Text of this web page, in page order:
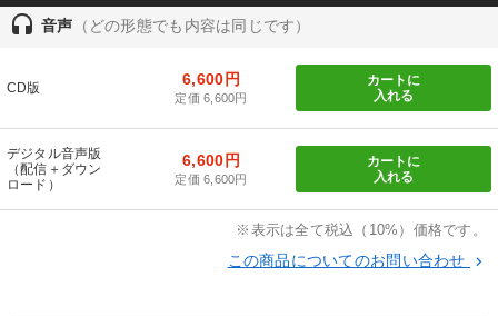
※「更新」を押すと「テーマ」「キーワード」を更新いただけます。
経営音声・動画を探す refresh
しいただけます
カテゴリー
headset 音声 （どの形態でも内容は同じです）
CD版 6,600円
定価 6,600円
カートに
入れる
デジタル音声版
（配信＋ダウン
ロード）
6,600円
定価 6,600円
カートに
入れる
※表示は全て税込（10%）価格です。
この商品についてのお問い合わせ keyboard_arrow_right